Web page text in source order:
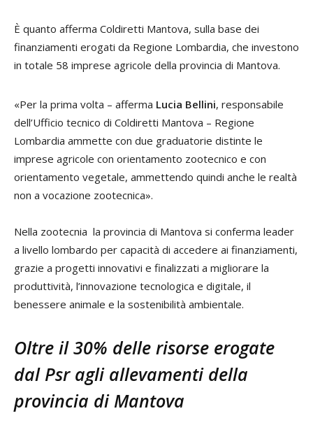
È quanto afferma Coldiretti Mantova, sulla base dei
finanziamenti erogati da Regione Lombardia, che investono
in totale 58 imprese agricole della provincia di Mantova.
«Per la prima volta – afferma Lucia Bellini, responsabile
dell’Ufficio tecnico di Coldiretti Mantova – Regione
Lombardia ammette con due graduatorie distinte le
imprese agricole con orientamento zootecnico e con
orientamento vegetale, ammettendo quindi anche le realtà
non a vocazione zootecnica».
Nella zootecnia la provincia di Mantova si conferma leader
a livello lombardo per capacità di accedere ai finanziamenti,
grazie a progetti innovativi e finalizzati a migliorare la
produttività, l’innovazione tecnologica e digitale, il
benessere animale e la sostenibilità ambientale.
Oltre il 30% delle risorse erogate
dal Psr agli allevamenti della
provincia di Mantova